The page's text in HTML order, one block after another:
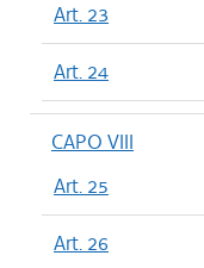
Art. 23
Art. 24
CAPO VIII
Art. 25
Art. 26